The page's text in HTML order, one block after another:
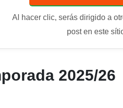
Al hacer clic, serás dirigido a
post en este
2025/26